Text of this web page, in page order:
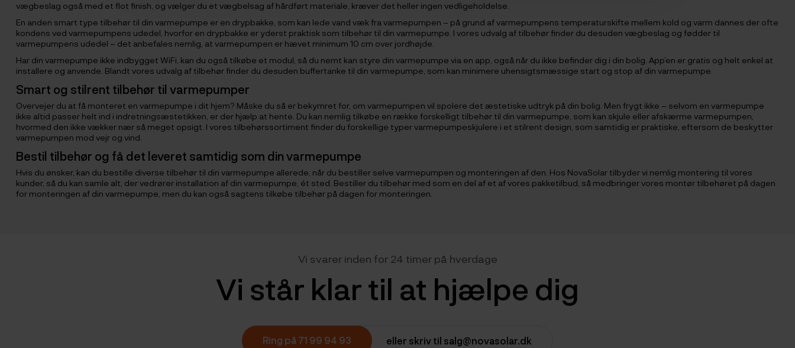
vægbeslag også med et flot finish, og vælger du et vægbelsag af hårdført materiale, kræver det heller ingen vedligeholdelse.
En anden smart type tilbehør til din varmepumpe er en drypbakke, som kan lede vand væk fra varmepumpen – på grund af varmepumpens temperaturskifte mellem kold og varm dannes der ofte
kondens ved varmepumpens udedel, hvorfor en drypbakke er yderst praktisk som tilbehør til din varmepumpe. I vores udvalg af tilbehør finder du desuden vægbeslag og fødder til
varmepumpens udedel – det anbefales nemlig, at varmepumpen er hævet minimum 10 cm over jordhøjde.
Har din varmepumpe ikke indbygget WiFi, kan du også tilkøbe et modul, så du nemt kan styre din varmepumpe via en app, også når du ikke befinder dig i din bolig. App’en er gratis og helt enkel at
installere og anvende. Blandt vores udvalg af tilbehør finder du desuden buffertanke til din varmepumpe, som kan minimere uhensigtsmæssige start og stop af din varmepumpe.
Smart og stilrent tilbehør til varmepumper
Overvejer du at få monteret en varmepumpe i dit hjem? Måske du så er bekymret for, om varmepumpen vil spolere det æstetiske udtryk på din bolig. Men frygt ikke – selvom en varmepumpe
ikke altid passer helt ind i indretningsæstetikken, er der hjælp at hente. Du kan nemlig tilkøbe en række forskelligt tilbehør til din varmepumpe, som kan skjule eller afskærme varmepumpen,
hvormed den ikke vækker nær så meget opsigt. I vores tilbehørssortiment finder du forskellige typer varmepumpeskjulere i et stilrent design, som samtidig er praktiske, eftersom de beskytter
varmepumpen mod vejr og vind.
Bestil tilbehør og få det leveret samtidig som din varmepumpe
Hvis du ønsker, kan du bestille diverse tilbehør til din varmepumpe allerede, når du bestiller selve varmepumpen og monteringen af den. Hos NovaSolar tilbyder vi nemlig montering til vores
kunder, så du kan samle alt, der vedrører installation af din varmepumpe, ét sted. Bestiller du tilbehør med som en del af et af vores pakketilbud, så medbringer vores montør tilbehøret på dagen
for monteringen af din varmepumpe, men du kan også sagtens tilkøbe tilbehør på dagen for monteringen.
Vi svarer inden for 24 timer på hverdage
Vi står klar til at hjælpe dig
Ring på 71 99 94 93 eller skriv til salg@novasolar.dk